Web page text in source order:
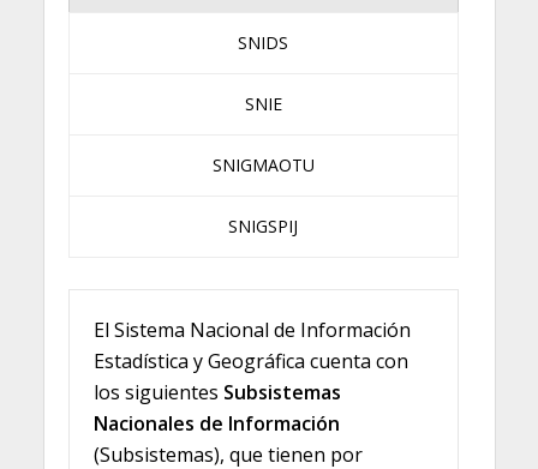
SNIDS
SNIE
SNIGMAOTU
SNIGSPIJ
El Sistema Nacional de Información
Estadística y Geográfica cuenta con
los siguientes Subsistemas
Nacionales de Información
(Subsistemas), que tienen por